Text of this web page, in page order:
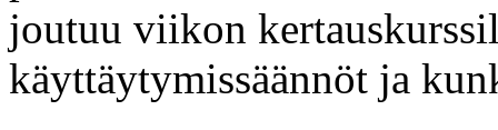
joutuu viikon
käyttäytymissäännöt ja